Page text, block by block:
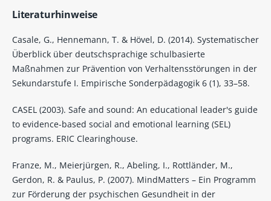
Literaturhinweise
Casale, G., Hennemann, T. & Hövel, D. (2014). Systematischer
Überblick über deutschsprachige schulbasierte
Maßnahmen zur Prävention von Verhaltensstörungen in der
Sekundarstufe I. Empirische Sonderpädagogik 6 (1), 33–58.
CASEL (2003). Safe and sound: An educational leader's guide
to evidence-based social and emotional learning (SEL)
programs. ERIC Clearinghouse.
Franze, M., Meierjürgen, R., Abeling, I., Rottländer, M.,
Gerdon, R. & Paulus, P. (2007). MindMatters – Ein Programm
zur Förderung der psychischen Gesundheit in der